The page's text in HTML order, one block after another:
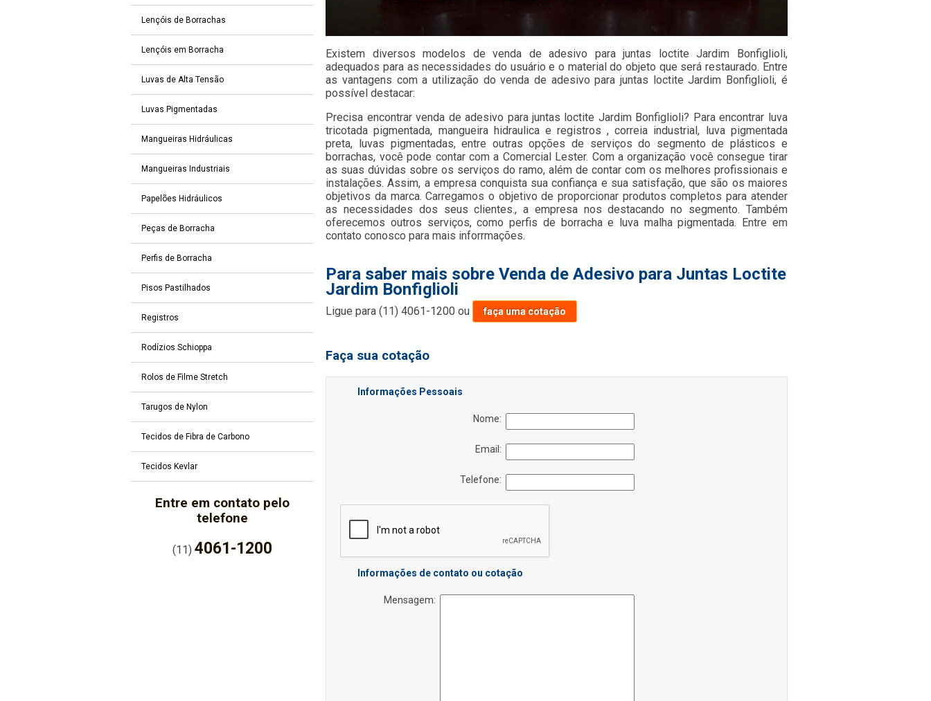
Lençóis de Borrachas
Lençóis em Borracha
Luvas de Alta Tensão
Luvas Pigmentadas
Mangueiras Hidráulicas
Mangueiras Industriais
Papelões Hidráulicos
Peças de Borracha
Perfis de Borracha
Pisos Pastilhados
Registros
Rodízios Schioppa
Rolos de Filme Stretch
Tarugos de Nylon
Tecidos de Fibra de Carbono
Tecidos Kevlar
Entre em contato pelo
telefone
(11)4061-1200
Existem diversos modelos de venda de adesivo para juntas loctite Jardim Bonfiglioli,
adequados para as necessidades do usuário e o material do objeto que será restaurado. Entre
as vantagens com a utilização do venda de adesivo para juntas loctite Jardim Bonfiglioli, é
possível destacar:
Precisa encontrar venda de adesivo para juntas loctite Jardim Bonfiglioli? Para encontrar luva
tricotada pigmentada, mangueira hidraulica e registros , correia industrial, luva pigmentada
preta, luvas pigmentadas, entre outras opções de serviços do segmento de plásticos e
borrachas, você pode contar com a Comercial Lester. Com a organização você consegue tirar
as suas dúvidas sobre os serviços do ramo, além de contar com os melhores profissionais e
instalações. Assim, a empresa conquista sua confiança e sua satisfação, que são os maiores
objetivos da marca. Carregamos o objetivo de proporcionar produtos completos para atender
as necessidades dos seus clientes., a empresa nos destacando no segmento. Também
oferecemos outros serviços, como perfis de borracha e luva malha pigmentada. Entre em
contato conosco para mais inforrmações.
Para saber mais sobre Venda de Adesivo para Juntas Loctite
Jardim Bonfiglioli
Ligue para(11) 4061-1200 ou faça uma cotação
Faça sua cotação
Informações Pessoais
Nome:
Email:
Telefone:
Informações de contato ou cotação
Mensagem: